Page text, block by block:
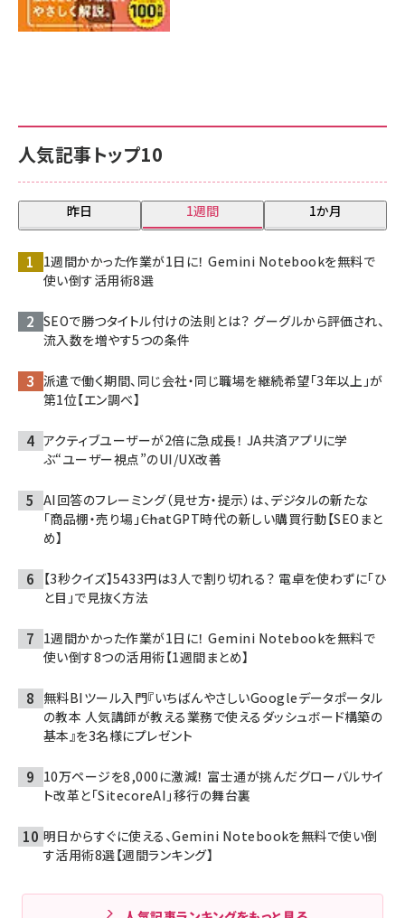
人気記事トップ10
昨日 1週間 1か月
1週間かかった作業が1日に！ Gemini Notebookを無料で
使い倒す活用術8選
SEOで勝つタイトル付けの法則とは？ グーグルから評価され、
流入数を増やす5つの条件
派遣で働く期間、同じ会社・同じ職場を継続希望「3年以上」が
第1位【エン調べ】
アクティブユーザーが2倍に急成長！ JA共済アプリに学
ぶ“ユーザー視点”のUI/UX改善
AI回答のフレーミング（見せ方・提示）は、デジタルの新たな
「商品棚・売り場」――ChatGPT時代の新しい購買行動【SEOまと
め】
【3秒クイズ】5433円は3人で割り切れる？ 電卓を使わずに「ひ
と目」で見抜く方法
1週間かかった作業が1日に！ Gemini Notebookを無料で
使い倒す8つの活用術【1週間まとめ】
無料BIツール入門『いちばんやさしいGoogleデータポータル
の教本 人気講師が教える業務で使えるダッシュボード構築の
基本』を3名様にプレゼント
10万ページを8,000に激減！ 富士通が挑んだグローバルサイ
ト改革と「SitecoreAI」移行の舞台裏
明日からすぐに使える、Gemini Notebookを無料で使い倒
す活用術8選【週間ランキング】